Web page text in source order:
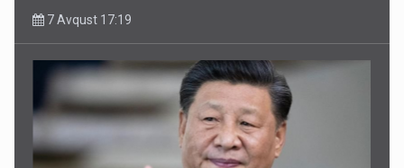
7 Avqust 17:19